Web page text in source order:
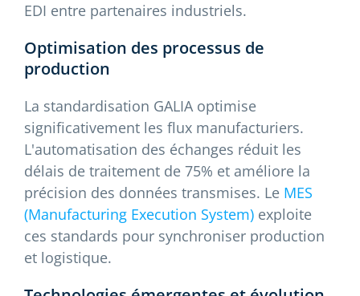
EDI entre partenaires industriels.
Optimisation des processus de
production
La standardisation GALIA optimise
significativement les flux manufacturiers.
L'automatisation des échanges réduit les
délais de traitement de 75% et améliore la
précision des données transmises. Le MES
(Manufacturing Execution System) exploite
ces standards pour synchroniser production
et logistique.